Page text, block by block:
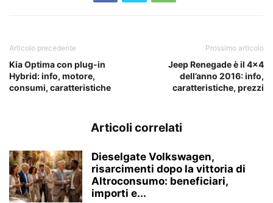
Articolo precedente
Kia Optima con plug-in
Hybrid: info, motore,
consumi, caratteristiche
Prossimo articolo
Jeep Renegade è il 4×4
dell’anno 2016: info,
caratteristiche, prezzi
Articoli correlati
Dieselgate Volkswagen,
risarcimenti dopo la vittoria di
Altroconsumo: beneficiari,
importi e...